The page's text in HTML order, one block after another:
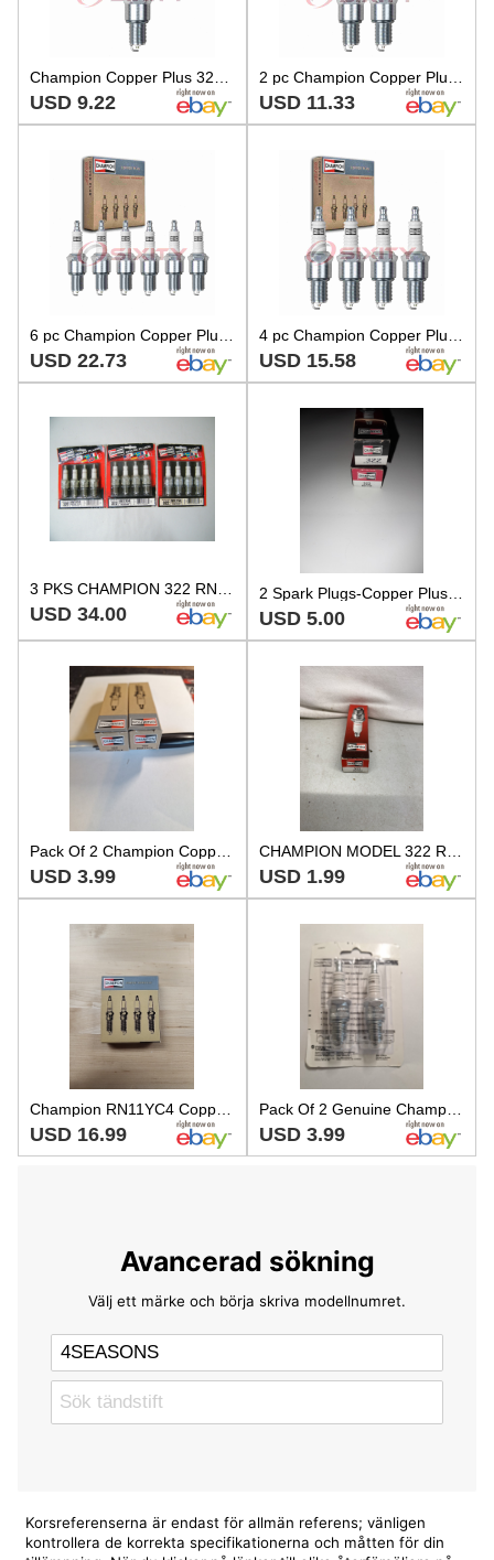
Champion Copper Plus 322 Spark Plug for WR9DCY WR8DS WR8DCX WR10LCV W8DX iw
USD 9.22
2 pc Champion Copper Plus 322 Spark Plugs for WR9DCY WR8DS WR8DCX WR10LCV ro
USD 11.33
6 pc Champion Copper Plus 322 Spark Plugs for WR9DCY WR8DS WR8DCX WR10LCV hj
USD 22.73
4 pc Champion Copper Plus 322 Spark Plugs for WR9DCY WR8DS WR8DCX WR10LCV nr
USD 15.58
3 PKS CHAMPION 322 RN11YC4 SPARK PLUGS 4 PER PACK
USD 34.00
2 Spark Plugs-Copper Plus Champion Spark Plug RN11YC4 322, Brand NEW
USD 5.00
Pack Of 2 Champion Copper Plus Spark Plugs. RN11YC4 322
USD 3.99
CHAMPION MODEL 322 RN11YC4 SPARK PLUG Quantity One
USD 1.99
Champion RN11YC4 Copper Plus Spark Plug #322 Pack of 4
USD 16.99
Pack Of 2 Genuine Champion Copper Plus Resistor Spark Plugs. RN11YC4 322
USD 3.99
Avancerad sökning
Välj ett märke och börja skriva modellnumret.
Korsreferenserna är endast för allmän referens; vänligen
kontrollera de korrekta specifikationerna och måtten för din